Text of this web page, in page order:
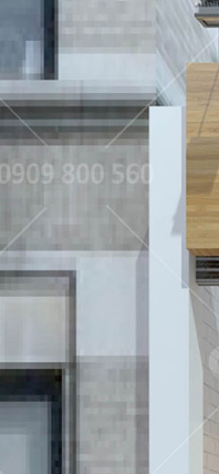
Một số
CHẤT"
trên văn hóa vỉa hè độc